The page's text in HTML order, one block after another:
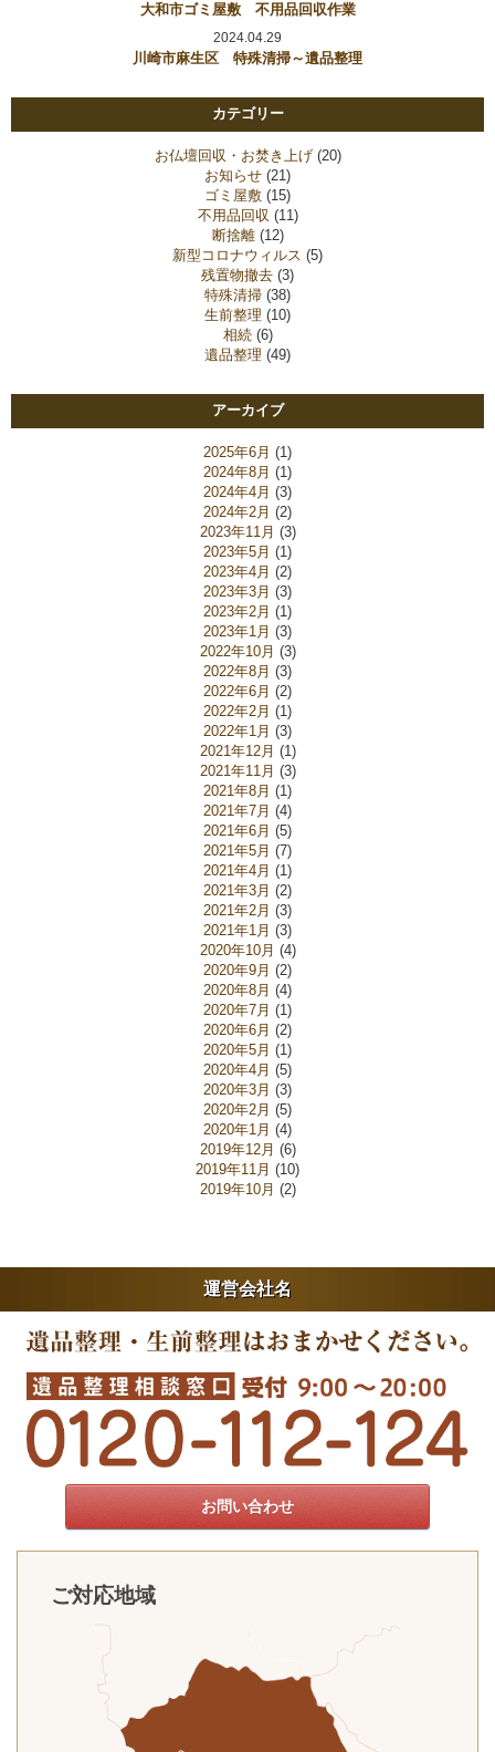
大和市ゴミ屋敷 不用品回収作業
2024.04.29
川崎市麻生区 特殊清掃～遺品整理
カテゴリー
お仏壇回収・お焚き上げ(20)
お知らせ (21)
ゴミ屋敷 (15)
不用品回収 (11)
断捨離(12)
新型コロナウィルス (5)
残置物撤去 (3)
特殊清掃 (38)
生前整理 (10)
相続(6)
遺品整理 (49)
アーカイブ
2025年6月 (1)
2024年8月 (1)
2024年4月 (3)
2024年2月 (2)
2023年11月 (3)
2023年5月 (1)
2023年4月 (2)
2023年3月 (3)
2023年2月 (1)
2023年1月 (3)
2022年10月 (3)
2022年8月 (3)
2022年6月 (2)
2022年2月 (1)
2022年1月 (3)
2021年12月 (1)
2021年11月 (3)
2021年8月 (1)
2021年7月 (4)
2021年6月 (5)
2021年5月 (7)
2021年4月 (1)
2021年3月 (2)
2021年2月 (3)
2021年1月 (3)
2020年10月 (4)
2020年9月 (2)
2020年8月 (4)
2020年7月 (1)
2020年6月 (2)
2020年5月 (1)
2020年4月 (5)
2020年3月 (3)
2020年2月 (5)
2020年1月 (4)
2019年12月 (6)
2019年11月 (10)
2019年10月 (2)
運営会社名
お問い合わせ
ご対応地域